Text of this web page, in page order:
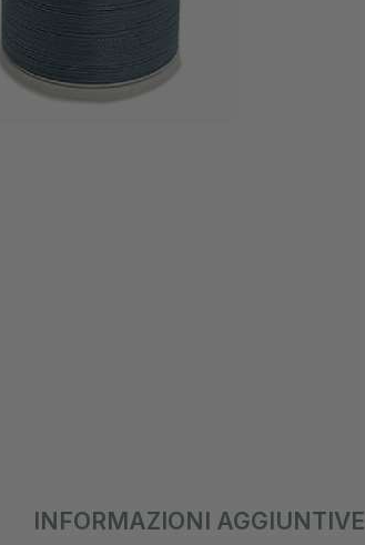
INFORMAZIONI AGGIUNTIVE